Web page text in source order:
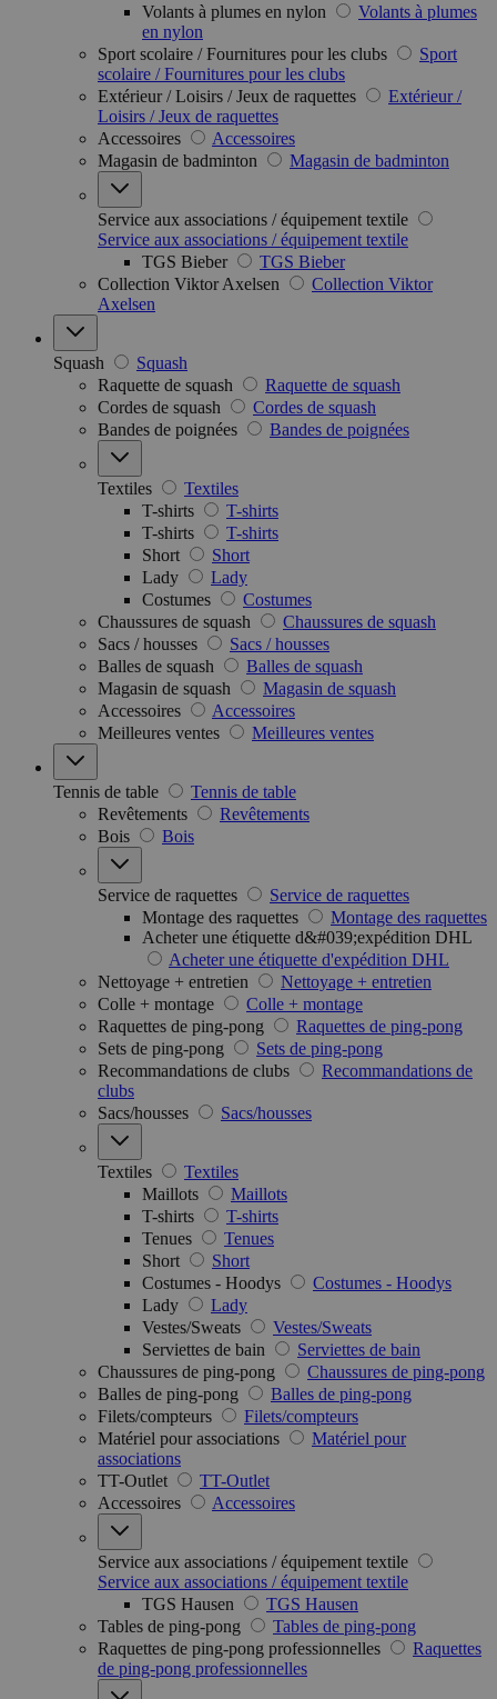
Volants à plumes en nylon
Volants à plumes
en nylon
Sport scolaire / Fournitures pour les clubs
Sport
scolaire / Fournitures pour les clubs
Extérieur / Loisirs / Jeux de raquettes
Extérieur /
Loisirs / Jeux de raquettes
Accessoires
Accessoires
Magasin de badminton
Magasin de badminton
Service aux associations / équipement textile
Service aux associations / équipement textile
TGS Bieber
TGS Bieber
Collection Viktor Axelsen
Collection Viktor
Axelsen
Squash
Squash
Raquette de squash
Raquette de squash
Cordes de squash
Cordes de squash
Bandes de poignées
Bandes de poignées
Textiles
Textiles
T-shirts
T-shirts
T-shirts
T-shirts
Short
Short
Lady
Lady
Costumes
Costumes
Chaussures de squash
Chaussures de squash
Sacs / housses
Sacs / housses
Balles de squash
Balles de squash
Magasin de squash
Magasin de squash
Accessoires
Accessoires
Meilleures ventes
Meilleures ventes
Tennis de table
Tennis de table
Revêtements
Revêtements
Bois
Bois
Service de raquettes
Service de raquettes
Montage des raquettes
Montage des raquettes
Acheter une étiquette d&#039;expédition DHL
Acheter une étiquette d'expédition DHL
Nettoyage + entretien
Nettoyage + entretien
Colle + montage
Colle + montage
Raquettes de ping-pong
Raquettes de ping-pong
Sets de ping-pong
Sets de ping-pong
Recommandations de clubs
Recommandations de
clubs
Sacs/housses
Sacs/housses
Textiles
Textiles
Maillots
Maillots
T-shirts
T-shirts
Tenues
Tenues
Short
Short
Costumes - Hoodys
Costumes - Hoodys
Lady
Lady
Vestes/Sweats
Vestes/Sweats
Serviettes de bain
Serviettes de bain
Chaussures de ping-pong
Chaussures de ping-pong
Balles de ping-pong
Balles de ping-pong
Filets/compteurs
Filets/compteurs
Matériel pour associations
Matériel pour
associations
TT-Outlet
TT-Outlet
Accessoires
Accessoires
Service aux associations / équipement textile
Service aux associations / équipement textile
TGS Hausen
TGS Hausen
Tables de ping-pong
Tables de ping-pong
Raquettes de ping-pong professionnelles
Raquettes
de ping-pong professionnelles